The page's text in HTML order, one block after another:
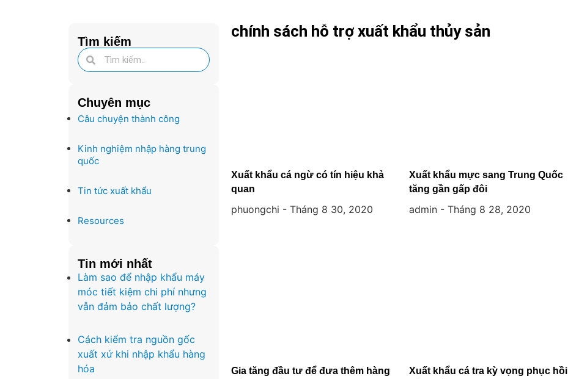
Tìm kiếm
Chuyên mục
Câu chuyện thành công
Kinh nghiệm nhập hàng trung
quốc
Tin tức xuất khẩu
Resources
Tin mới nhất
Làm sao để nhập khẩu máy
móc tiết kiệm chi phí nhưng
vẫn đảm bảo chất lượng?
Cách kiểm tra nguồn gốc
xuất xứ khi nhập khẩu hàng
hóa
chính sách hỗ trợ xuất khẩu thủy sản
Xuất khẩu cá ngừ có tín hiệu khả
quan
phuongchi Tháng 8 30, 2020
Xuất khẩu mực sang Trung Quốc
tăng gần gấp đôi
admin Tháng 8 28, 2020
Gia tăng đầu tư để đưa thêm hàng
Xuất khẩu cá tra kỳ vọng phục hồi